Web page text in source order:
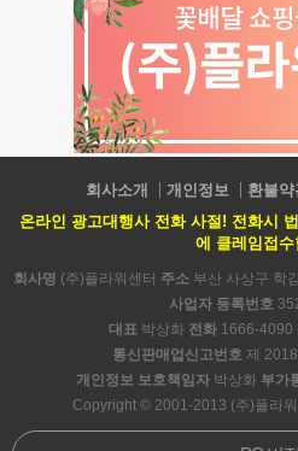
회사소개 개인정보 환불약
온라인 광고대행사 전화 사절! 전화시
에 클레임접수
회사명 (주)플라워센터 주소부산 사상구 학
사업자 등록번호
대표 박상화 전화 1666-4090
통신판매업신고번호 제
개인정보 보호책임자박상화 부가
Copyright © 2001-2013 (주)플라